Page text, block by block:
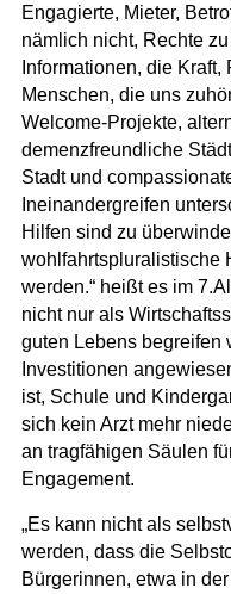
Engagierte, Mieter,
nämlich nicht, Rechte
Informationen, die
Menschen, die uns
Welcome-Projekte,
demenzfreundliche
Stadt und
Ineinandergreifen
Hilfen sind zu
wohlfahrtspluralistische
werden.“ heißt es im
nicht nur als
guten Lebens begreifen
Investitionen
ist, Schule und
sich kein Arzt mehr
an tragfähigen Säulen
Engagement.
„Es kann nicht als
werden, dass die
Bürgerinnen, etwa in